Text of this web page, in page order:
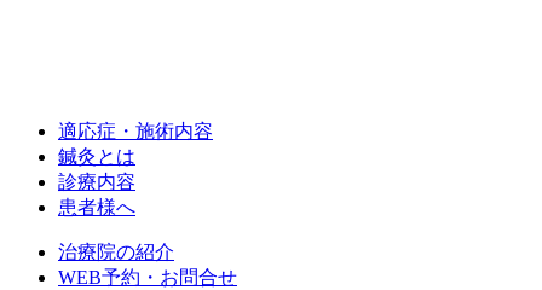
適応症・施術内容
鍼灸とは
診療内容
患者様へ
治療院の紹介
WEB予約・お問合せ